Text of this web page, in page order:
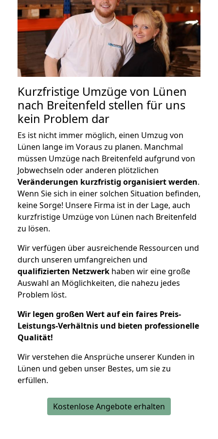
Kurzfristige Umzüge von Lünen
nach Breitenfeld stellen für uns
kein Problem dar
Es ist nicht immer möglich, einen Umzug von
Lünen lange im Voraus zu planen. Manchmal
müssen Umzüge nach Breitenfeld aufgrund von
Jobwechseln oder anderen plötzlichen
Veränderungen kurzfristig organisiert werden.
Wenn Sie sich in einer solchen Situation befinden,
keine Sorge! Unsere Firma ist in der Lage, auch
kurzfristige Umzüge von Lünen nach Breitenfeld
zu lösen.
Wir verfügen über ausreichende Ressourcen und
durch unseren umfangreichen und
qualifizierten Netzwerk haben wir eine große
Auswahl an Möglichkeiten, die nahezu jedes
Problem löst.
Wir legen großen Wert auf ein faires Preis-
Leistungs-Verhältnis und bieten professionelle
Qualität!
Wir verstehen die Ansprüche unserer Kunden in
Lünen und geben unser Bestes, um sie zu
erfüllen.
Kostenlose Angebote erhalten